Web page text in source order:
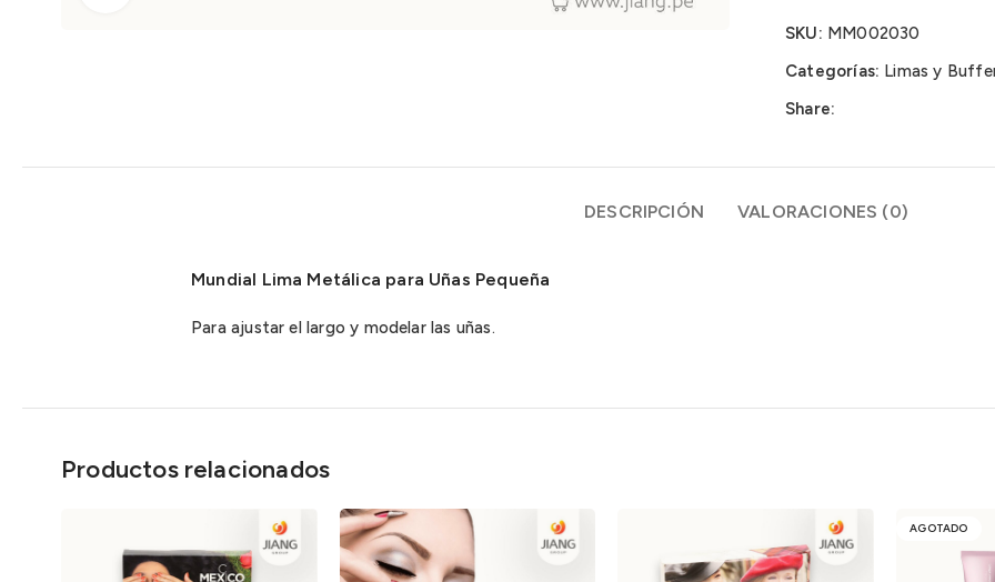
SKU: MM002030
Categorías: Limas y
Share:
DESCRIPCIÓN VALORACIONES (0)
Mundial Lima Metálica para Uñas Pequeña
Para ajustar el largo y modelar las uñas.
Productos relacionados
AGOTADO